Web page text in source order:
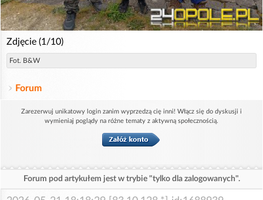
Zdjęcie (1/10)
Fot. B&W
Forum
Zarezerwuj unikatowy login zanim wyprzedzą cię inni! Włącz się do dyskusji i
wymieniaj poglądy na różne tematy z aktywną społecznością.
Forum pod artykułem jest w trybie "tylko dla zalogowanych".